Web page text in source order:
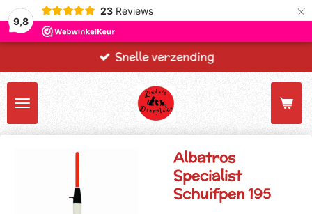
9,8
23 Reviews ×
Snelle verzending
Albatros
Specialist
Schuifpen 195